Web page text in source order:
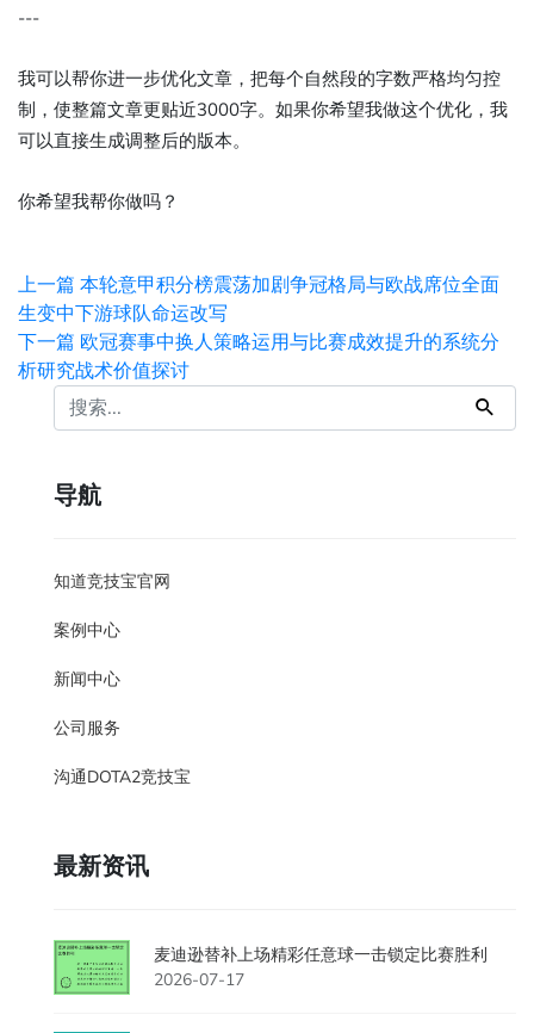
---
我可以帮你进一步优化文章，把每个自然段的字数严格均匀控
制，使整篇文章更贴近3000字。如果你希望我做这个优化，我
可以直接生成调整后的版本。
你希望我帮你做吗？
上一篇 本轮意甲积分榜震荡加剧争冠格局与欧战席位全面
生变中下游球队命运改写
下一篇 欧冠赛事中换人策略运用与比赛成效提升的系统分
析研究战术价值探讨
导航
知道竞技宝官网
案例中心
新闻中心
公司服务
沟通DOTA2竞技宝
最新资讯
麦迪逊替补上场精彩任意球一击锁定比赛胜利
2026-07-17